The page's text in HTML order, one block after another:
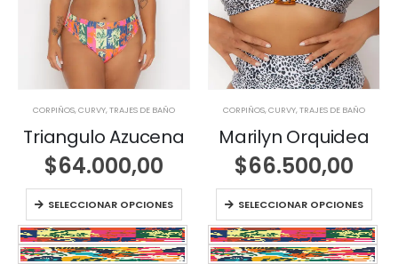
CORPIÑOS,CURVY,TRAJES DE BAÑO
Triangulo Azucena
$64.000,00
SELECCIONAR OPCIONES
CORPIÑOS,CURVY,TRAJES DE BAÑO
Marilyn Orquidea
$66.500,00
SELECCIONAR OPCIONES